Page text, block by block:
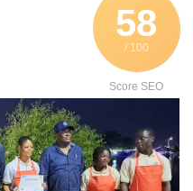
58
/ 100
Score SEO